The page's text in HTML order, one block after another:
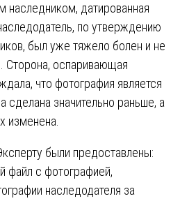
наследником, датированная
по утверждению
был уже тяжело болен и не
Сторона, оспаривающая
что фотография является
сделана значительно раньше, а
изменена.
были предоставлены:
файл с фотографией,
наследодателя за